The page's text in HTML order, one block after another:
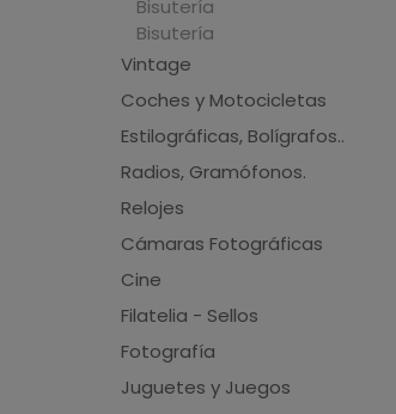
Bisutería
Bisutería
Vintage
Coches y Motocicletas
Estilográficas, Bolígrafos..
Radios, Gramófonos.
Relojes
Cámaras Fotográficas
Cine
Filatelia - Sellos
Fotografía
Juguetes y Juegos